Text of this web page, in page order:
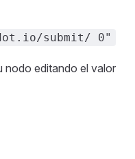
submit/ 0"
nodo editando el valor